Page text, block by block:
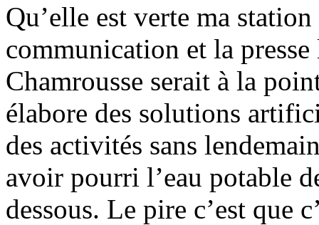
Qu’elle est verte ma
communication et la
Chamrousse serait à la
élabore des solutions
des activités sans
avoir pourri l’eau potable
dessous. Le pire c’est que